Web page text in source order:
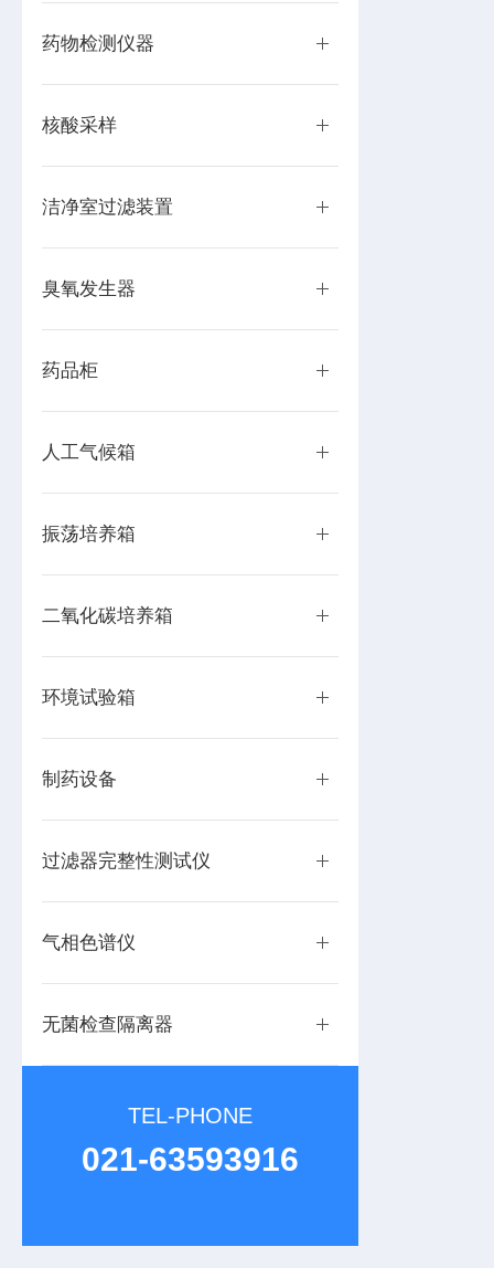
药物检测仪器
核酸采样
洁净室过滤装置
臭氧发生器
药品柜
人工气候箱
振荡培养箱
二氧化碳培养箱
环境试验箱
制药设备
过滤器完整性测试仪
气相色谱仪
无菌检查隔离器
TEL-PHONE
021-63593916